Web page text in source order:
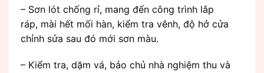
– Sơn lót chống rỉ, mang đến công trình lắp
ráp, mài hết mối hàn, kiểm tra vênh, độ hở cửa
chỉnh sửa sau đó mới sơn màu.
– Kiểm tra, dặm vá, bảo chủ nhà nghiệm thu và